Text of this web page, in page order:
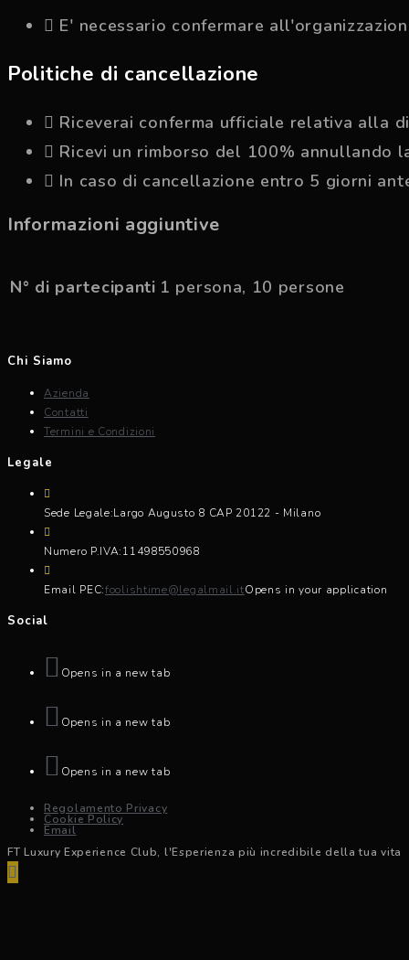
E' necessario confermare
Politiche di cancellazione
Riceverai conferma ufficiale relativa alla
Ricevi un rimborso del 100% annullando
In caso di cancellazione entro 5 giorni
Informazioni aggiuntive
N° di partecipanti 1 persona, 10 persone
Chi Siamo
Azienda
Contatti
Termini e Condizioni
Legale
Sede Legale:Largo Augusto 8 CAP 20122 - Milano
Numero P.IVA:11498550968
Email PEC:foolishtime@legalmail.itOpens in your application
Social
Opens in a new tab
Opens in a new tab
Opens in a new tab
Regolamento Privacy
Cookie Policy
Email
FT Luxury Experience Club, l'Esperienza più incredibile della tua vita